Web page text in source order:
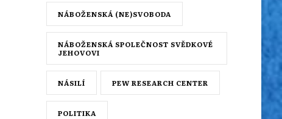
NÁBOŽENSKÁ (NE)SVOBODA
NÁBOŽENSKÁ SPOLEČNOST SVĚDKOVÉ
JEHOVOVI
NÁSILÍ PEW RESEARCH CENTER
POLITIKA